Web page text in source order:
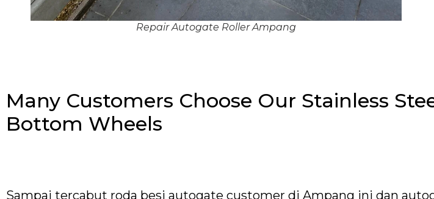
Repair Autogate Roller Ampang
Many Customers Choose Our Stainless
Bottom Wheels
Sampai tercabut roda besi autogate customer di Ampang ini dan